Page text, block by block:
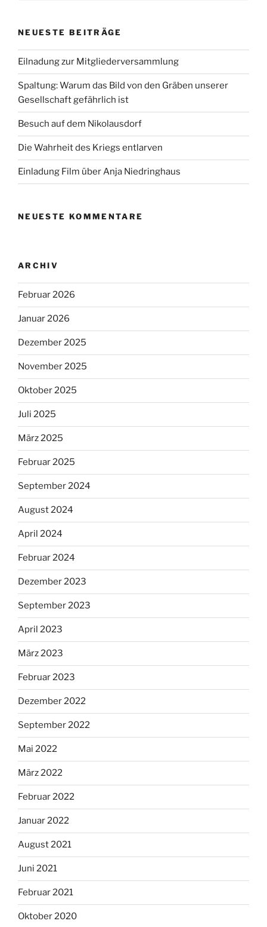
NEUESTE BEITRÄGE
Eilnadung zur Mitgliederversammlung
Spaltung: Warum das Bild von den Gräben unserer
Gesellschaft gefährlich ist
Besuch auf dem Nikolausdorf
Die Wahrheit des Kriegs entlarven
Einladung Film über Anja Niedringhaus
NEUESTE KOMMENTARE
ARCHIV
Februar 2026
Januar 2026
Dezember 2025
November 2025
Oktober 2025
Juli 2025
März 2025
Februar 2025
September 2024
August 2024
April 2024
Februar 2024
Dezember 2023
September 2023
April 2023
März 2023
Februar 2023
Dezember 2022
September 2022
Mai 2022
März 2022
Februar 2022
Januar 2022
August 2021
Juni 2021
Februar 2021
Oktober 2020